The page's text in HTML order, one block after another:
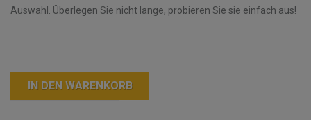
Auswahl. Überlegen Sie nicht lange, probieren Sie sie einfach aus!
IN DEN WARENKORB